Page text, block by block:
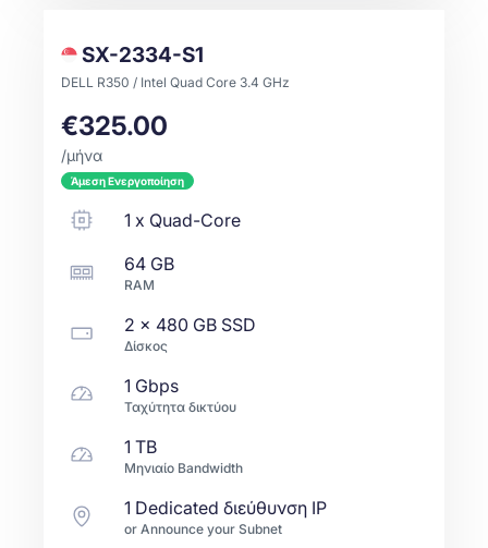
SX-2334-S1
DELL R350 / Intel Quad Core 3.4 GHz
€325.00
/μήνα
Άμεση Ενεργοποίηση
1 x Quad-Core
64 GB
RAM
2 x 480 GB SSD
Δίσκος
1 Gbps
Ταχύτητα δικτύου
1 TB
Μηνιαίο Bandwidth
1 Dedicated διεύθυνση IP
or Announce your Subnet